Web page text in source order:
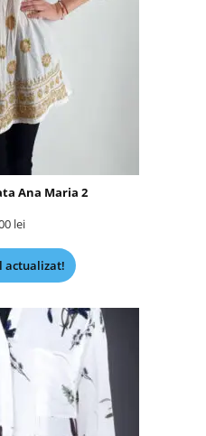
Ana Maria 2
lei
actualizat!